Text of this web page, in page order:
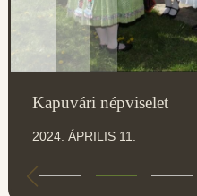
Kapuvári népviselet
2024. ÁPRILIS 11.